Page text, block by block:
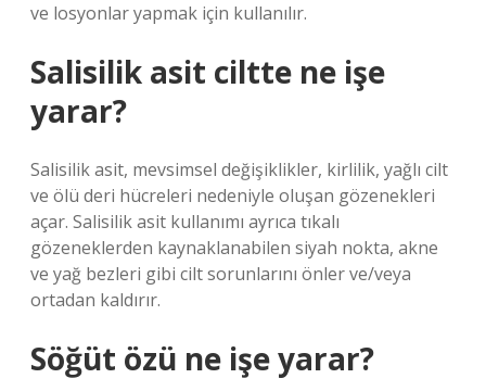
ve losyonlar yapmak için kullanılır.
Salisilik asit ciltte ne işe
yarar?
Salisilik asit, mevsimsel değişiklikler, kirlilik, yağlı cilt
ve ölü deri hücreleri nedeniyle oluşan gözenekleri
açar. Salisilik asit kullanımı ayrıca tıkalı
gözeneklerden kaynaklanabilen siyah nokta, akne
ve yağ bezleri gibi cilt sorunlarını önler ve/veya
ortadan kaldırır.
Söğüt özü ne işe yarar?